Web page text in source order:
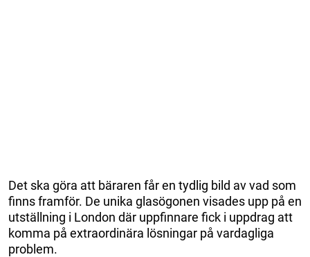
Det ska göra att bäraren får en tydlig bild av vad som
finns framför. De unika glasögonen visades upp på en
utställning i London där uppfinnare fick i uppdrag att
komma på extraordinära lösningar på vardagliga
problem.